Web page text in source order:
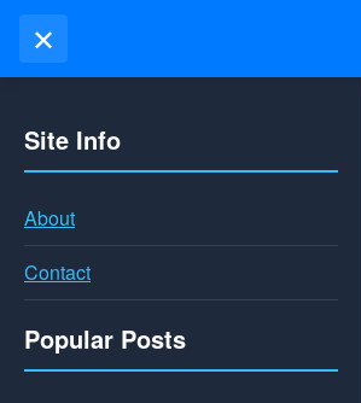
✕
Site Info
About
Contact
Popular Posts